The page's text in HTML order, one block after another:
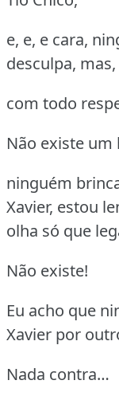
e, e, e cara,
desculpa, mas,
com todo
Não existe um
ninguém
Xavier, estou
olha só que
Não existe!
Eu acho que
Xavier por
Nada contra…